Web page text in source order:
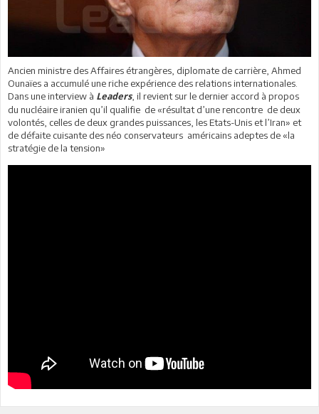
Ancien ministre des Affaires étrangères, diplomate de carrière, Ahmed
Ounaïes a accumulé une riche expérience des relations internationales.
Dans une interview à Leaders, il revient sur le dernier accord à propos
du nucléaire iranien qu’il qualifie de «résultat d’une rencontre de deux
volontés, celles de deux grandes puissances, les Etats-Unis et l’Iran» et
de défaite cuisante des néo conservateurs américains adeptes de «la
stratégie de la tension»